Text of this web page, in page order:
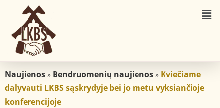
Naujienos » Bendruomenių naujienos » Kviečiame
dalyvauti LKBS sąskrydyje bei jo metu vyksiančioje
konferencijoje